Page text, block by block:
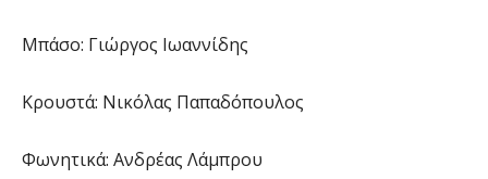
Μπάσο: Γιώργος Ιωαννίδης
Κρουστά: Νικόλας Παπαδόπουλος
Φωνητικά: Ανδρέας Λάμπρου